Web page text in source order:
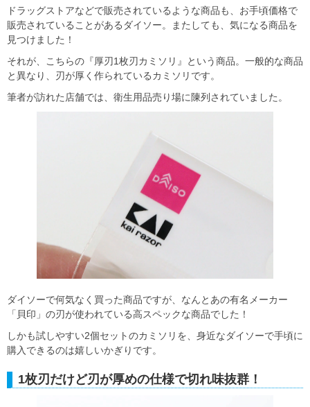
ドラッグストアなどで販売されているような商品も、お手頃価格で
販売されていることがあるダイソー。またしても、気になる商品を
見つけました！
それが、こちらの『厚刃1枚刃カミソリ』という商品。一般的な商品
と異なり、刃が厚く作られているカミソリです。
筆者が訪れた店舗では、衛生用品売り場に陳列されていました。
ダイソーで何気なく買った商品ですが、なんとあの有名メーカー
「貝印」の刃が使われている高スペックな商品でした！
しかも試しやすい2個セットのカミソリを、身近なダイソーで手頃に
購入できるのは嬉しいかぎりです。
1枚刃だけど刃が厚めの仕様で切れ味抜群！